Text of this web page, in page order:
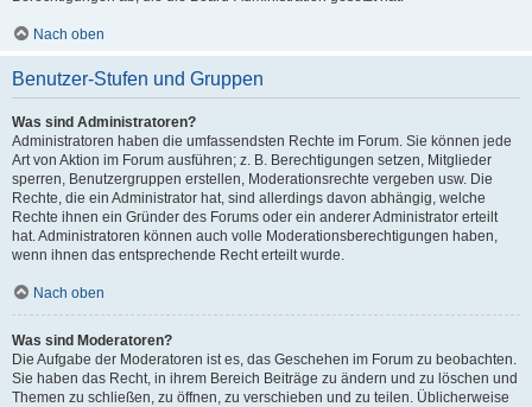
Nach oben
Benutzer-Stufen und Gruppen
Was sind Administratoren?
Administratoren haben die umfassendsten Rechte im Forum. Sie können jede
Art von Aktion im Forum ausführen; z. B. Berechtigungen setzen, Mitglieder
sperren, Benutzergruppen erstellen, Moderationsrechte vergeben usw. Die
Rechte, die ein Administrator hat, sind allerdings davon abhängig, welche
Rechte ihnen ein Gründer des Forums oder ein anderer Administrator erteilt
hat. Administratoren können auch volle Moderationsberechtigungen haben,
wenn ihnen das entsprechende Recht erteilt wurde.
Nach oben
Was sind Moderatoren?
Die Aufgabe der Moderatoren ist es, das Geschehen im Forum zu beobachten.
Sie haben das Recht, in ihrem Bereich Beiträge zu ändern und zu löschen und
Themen zu schließen, zu öffnen, zu verschieben und zu teilen. Üblicherweise